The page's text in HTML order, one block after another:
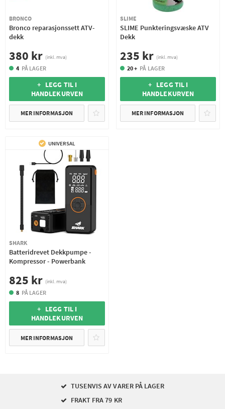
BRONCO
Bronco reparasjonssett ATV-
dekk
380 kr (inkl. mva)
4 PÅ LAGER
+ LEGG TIL I
HANDLEKURVEN
MER INFORMASJON
SLIME
SLIME Punkteringsvæske ATV
Dekk
235 kr (inkl. mva)
20 + PÅ LAGER
+ LEGG TIL I
HANDLEKURVEN
MER INFORMASJON
UNIVERSAL
SHARK
Batteridrevet Dekkpumpe -
Kompressor - Powerbank
825 kr (inkl. mva)
8 PÅ LAGER
+ LEGG TIL I
HANDLEKURVEN
MER INFORMASJON
TUSENVIS AV VARER PÅ LAGER
FRAKT FRA 79 KR